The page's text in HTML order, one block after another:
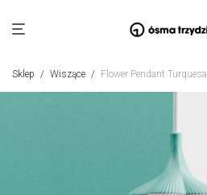
Sklep / Wiszące / Flower Pendant Turquesa